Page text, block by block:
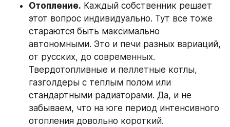
Отопление. Каждый собственник решает
этот вопрос индивидуально. Тут все тоже
стараются быть максимально
автономными. Это и печи разных вариаций,
от русских, до современных.
Твердотопливные и пеллетные котлы,
газголдеры с теплым полом или
стандартными радиаторами. Да, и не
забываем, что на юге период интенсивного
отопления довольно короткий.